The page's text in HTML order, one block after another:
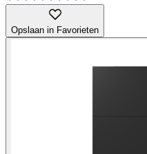
Opslaan in Favorieten